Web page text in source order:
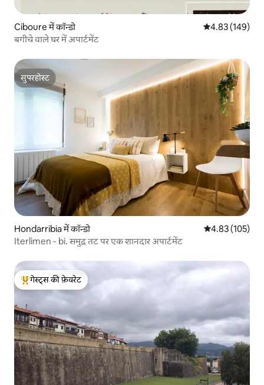
Ciboure में कॉन्डो औसत रेटिंग 5 में से
4.83 (149)
बगीचे वाले घर में अपार्टमेंट
सुपरहोस्ट
सुपरहोस्ट
Hondarribia में कॉन्डो औसत रेटिंग 5 में से
4.83 (105)
Iterlimen - bi. समुद्र तट पर एक शानदार अपार्टमेंट
गेस्ट्स का टॉप फ़ेवरेट
गेस्ट्स की फ़ेवरेट